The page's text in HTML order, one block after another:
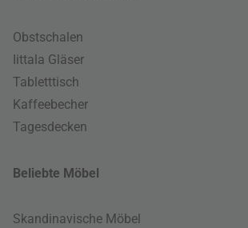
Obstschalen
Iittala Gläser
Tabletttisch
Kaffeebecher
Tagesdecken
Beliebte Möbel
Skandinavische Möbel